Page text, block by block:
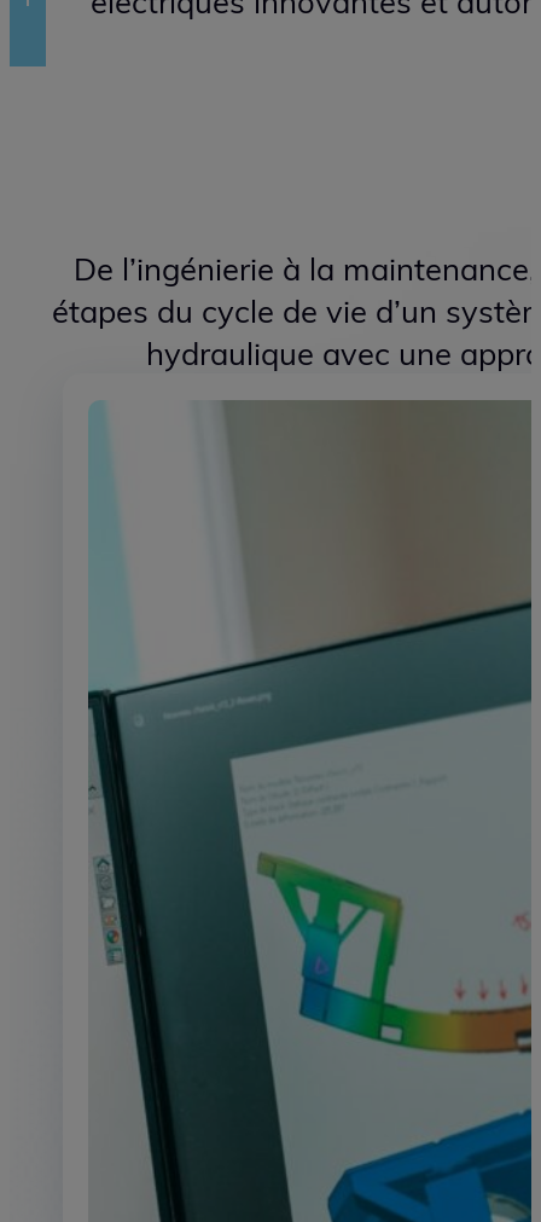
connectée
HYNOXELIS accompagne les
l’optimisation et la
De l’ingénierie à la
étapes du cycle de vie d’un
hydraulique avec une